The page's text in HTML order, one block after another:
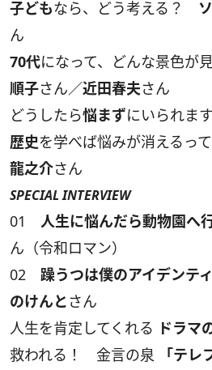
子どもなら、どう考える？
ん
70代になって、どんな景色が
順子さん／近田春夫さん
どうしたら悩まずにいられま
歴史を学べば悩みが消えるっ
龍之介さん
SPECIAL INTERVIEW
01 人生に悩んだら動物園へ
ん（令和ロマン）
02 躁うつは僕のアイデンテ
のけんとさん
人生を肯定してくれる ドラマ
救われる！ 金言の泉
「テレ